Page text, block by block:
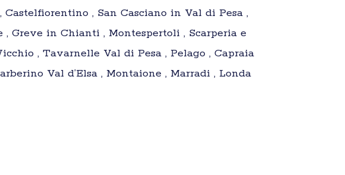
Castelfiorentino , San Casciano in Val di Pesa ,
Greve in Chianti , Montespertoli , Scarperia e
, Tavarnelle Val di Pesa , Pelago , Capraia
Val d’Elsa , Montaione , Marradi , Londa